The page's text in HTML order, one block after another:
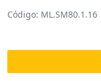
Código: ML.SM80.1.16